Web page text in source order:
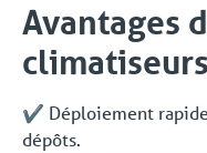
Avantages
✔️ Déploiement
dépôts.